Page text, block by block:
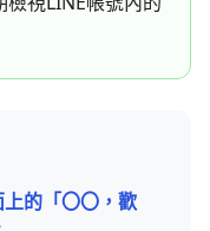
的「〇〇，歡